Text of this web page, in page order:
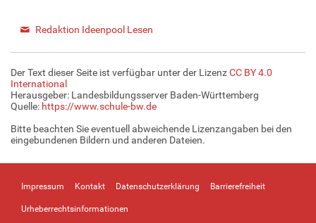
Redaktion Ideenpool Lesen
Der Text dieser Seite ist verfügbar unter der LizenzCC BY 4.0
International
Herausgeber: Landesbildungsserver Baden-Württemberg
Quelle: https://www.schule-bw.de
Bitte beachten Sie eventuell abweichende Lizenzangaben bei den
eingebundenen Bildern und anderen Dateien.
Impressum Kontakt Datenschutzerklärung Barrierefreiheit
Urheberrechtsinformationen